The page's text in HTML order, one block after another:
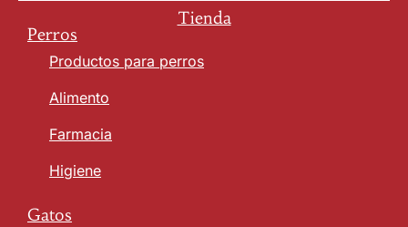
Tienda
Perros
Productos para perros
Alimento
Farmacia
Higiene
Gatos